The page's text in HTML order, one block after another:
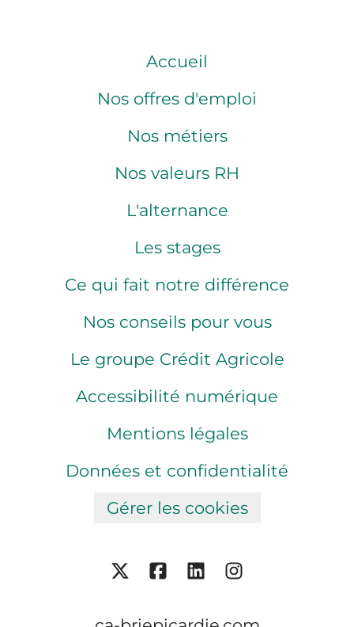
Accueil
Nos offres d'emploi
Nos métiers
Nos valeurs RH
L'alternance
Les stages
Ce qui fait notre différence
Nos conseils pour vous
Le groupe Crédit Agricole
Accessibilité numérique
Mentions légales
Données et confidentialité
Gérer les cookies